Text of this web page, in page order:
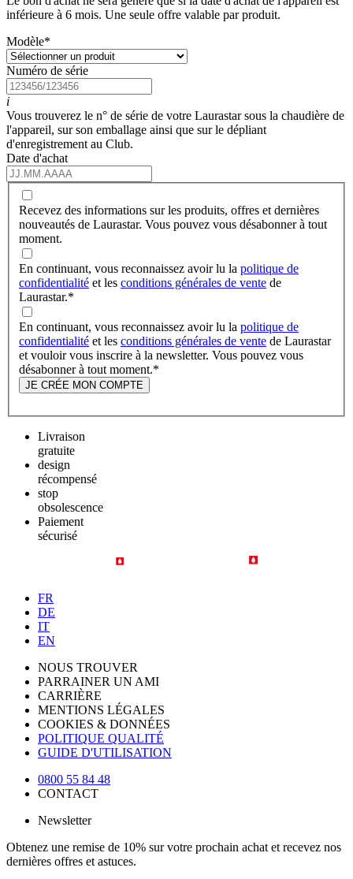
inférieure à 6 mois. Une seule offre valable par produit.
Modèle*
Numéro de série
i
Vous trouverez le n° de série de votre Laurastar sous la chaudière de
l'appareil, sur son emballage ainsi que sur le dépliant
d'enregistrement au Club.
Date d'achat
Recevez des informations sur les produits, offres et dernières
nouveautés de Laurastar. Vous pouvez vous désabonner à tout
moment.
En continuant, vous reconnaissez avoir lu la politique de
confidentialité et les conditions générales de vente de
Laurastar.*
En continuant, vous reconnaissez avoir lu la politique de
confidentialité et les conditions générales de vente de Laurastar
et vouloir vous inscrire à la newsletter. Vous pouvez vous
désabonner à tout moment.*
JE CRÉE MON COMPTE
Livraison
gratuite
design
récompensé
stop
obsolescence
Paiement
sécurisé
FR
DE
IT
EN
NOUS TROUVER
PARRAINER UN AMI
CARRIÈRE
MENTIONS LÉGALES
COOKIES & DONNÉES
POLITIQUE QUALITÉ
GUIDE D'UTILISATION
0800 55 84 48
CONTACT
Newsletter
Obtenez une remise de 10% sur votre prochain achat et recevez nos
dernières offres et astuces.